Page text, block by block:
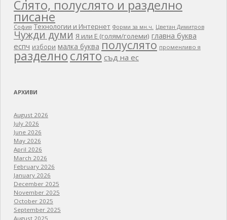
Слято, полуслято и разделно
писане
София Технологии и Интернет Форми за мн.ч. Цветан Димитров
Чужди думи Я или Е (голям/големи) главна буква
еспч избори малка буква полуслято променливо я
разделнослято съд на ес
АРХИВИ
August 2026
July 2026
June 2026
May 2026
April 2026
March 2026
February 2026
January 2026
December 2025
November 2025
October 2025
September 2025
August 2025